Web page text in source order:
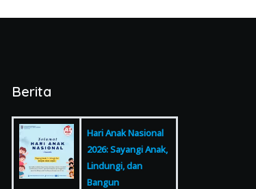
Berita
Hari Anak Nasional
2026: Sayangi Anak,
Lindungi, dan
Bangun